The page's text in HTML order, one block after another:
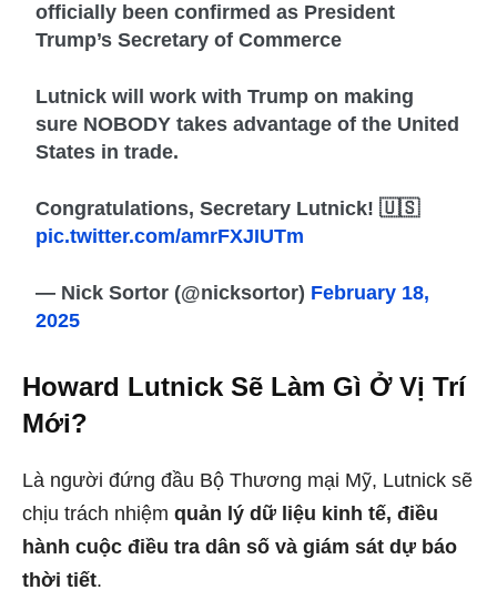
officially been confirmed as President
Trump’s Secretary of Commerce
Lutnick will work with Trump on making
sure NOBODY takes advantage of the United
States in trade.
Congratulations, Secretary Lutnick! 🇺🇸
pic.twitter.com/amrFXJIUTm
— Nick Sortor (@nicksortor) February 18,
2025
Howard Lutnick Sẽ Làm Gì Ở Vị Trí
Mới?
Là người đứng đầu Bộ Thương mại Mỹ, Lutnick sẽ
chịu trách nhiệm quản lý dữ liệu kinh tế, điều
hành cuộc điều tra dân số và giám sát dự báo
thời tiết.